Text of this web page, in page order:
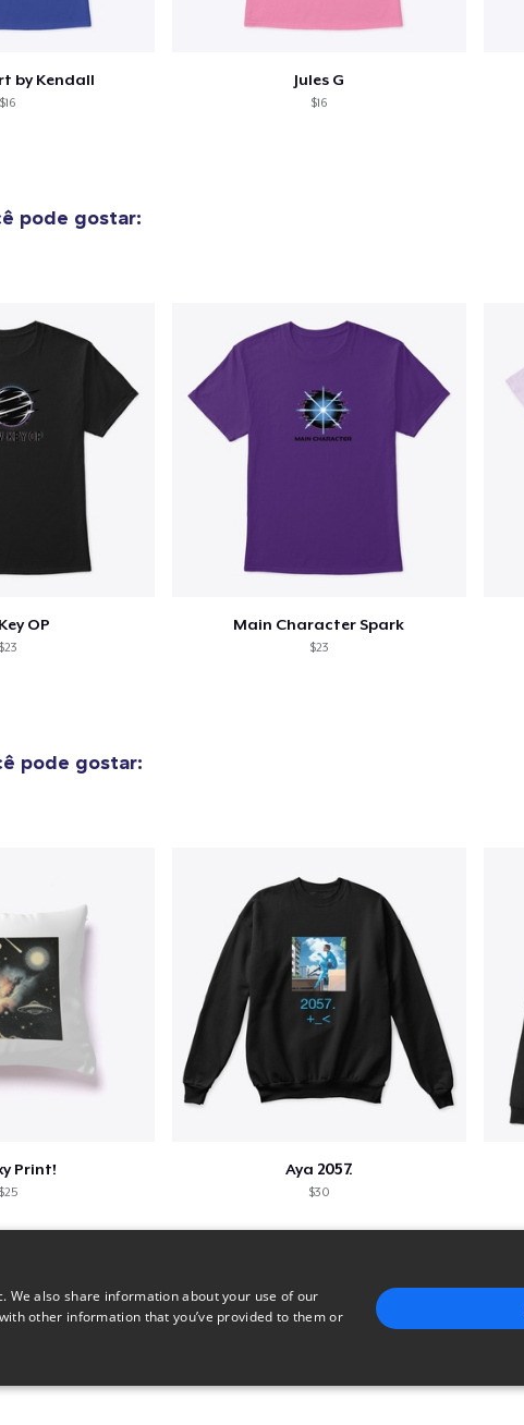
by Kendall
$16
Jules G
$16
pode gostar:
OP
$23
Main Character Spark
$23
pode gostar:
Print!
$25
Aya 2057.
$30
We also share information about your use of our
other information that you’ve provided to them or